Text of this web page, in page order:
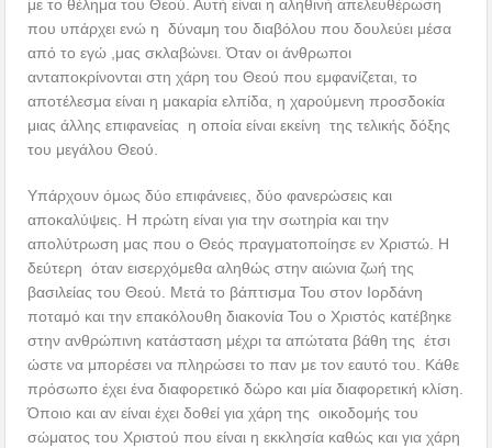
με το θέλημα του Θεού. Αυτή είναι η αληθινή απελευθέρωση
που υπάρχει ενώ η δύναμη του διαβόλου που δουλεύει μέσα
από το εγώ ,μας σκλαβώνει. Όταν οι άνθρωποι
ανταποκρίνονται στη χάρη του Θεού που εμφανίζεται, το
αποτέλεσμα είναι η μακαρία ελπίδα, η χαρούμενη προσδοκία
μιας άλλης επιφανείας η οποία είναι εκείνη της τελικής δόξης
του μεγάλου Θεού.
Υπάρχουν όμως δύο επιφάνειες, δύο φανερώσεις και
αποκαλύψεις. Η πρώτη είναι για την σωτηρία και την
απολύτρωση μας που ο Θεός πραγματοποίησε εν Χριστώ. Η
δεύτερη όταν εισερχόμεθα αληθώς στην αιώνια ζωή της
βασιλείας του Θεού. Μετά το βάπτισμα Του στον Ιορδάνη
ποταμό και την επακόλουθη διακονία Του ο Χριστός κατέβηκε
στην ανθρώπινη κατάσταση μέχρι τα απώτατα βάθη της έτσι
ώστε να μπορέσει να πληρώσει το παν με τον εαυτό του. Κάθε
πρόσωπο έχει ένα διαφορετικό δώρο και μία διαφορετική κλίση.
Όποιο και αν είναι έχει δοθεί για χάρη της οικοδομής του
σώματος του Χριστού που είναι η εκκλησία καθώς και για χάρη